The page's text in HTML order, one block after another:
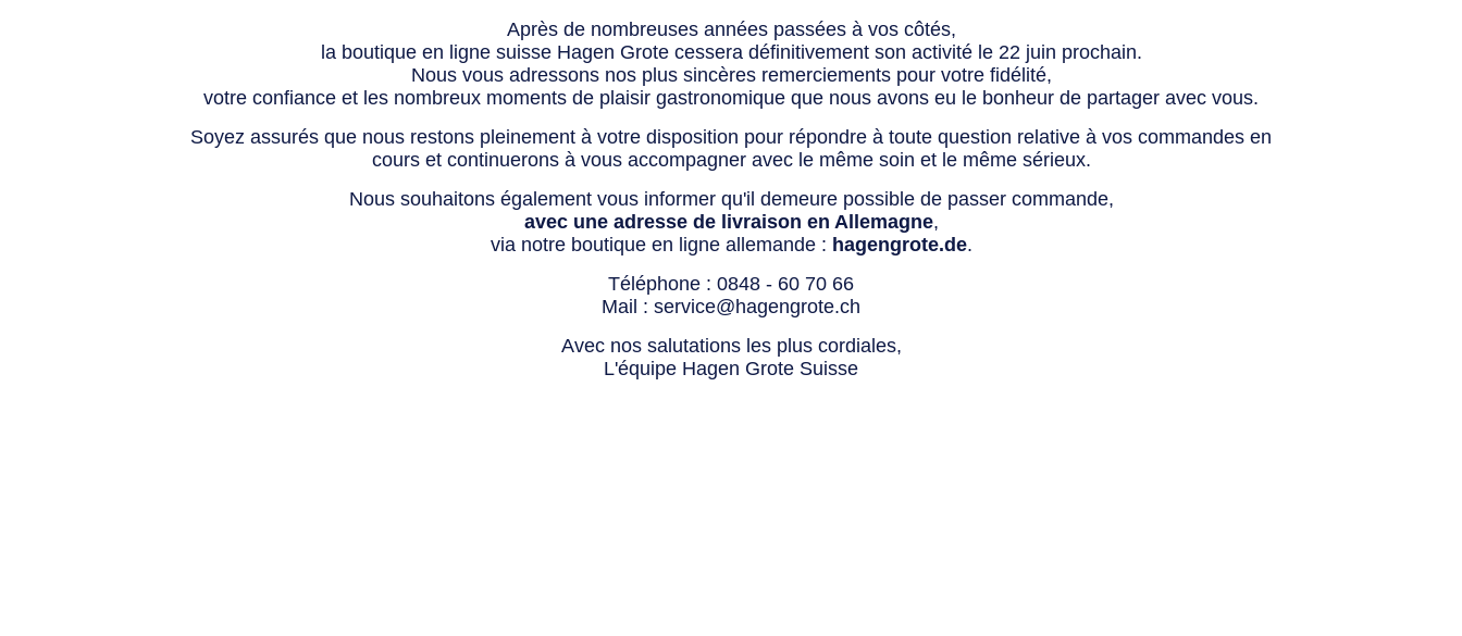
Après de nombreuses années passées à vos côtés,
la boutique en ligne suisse Hagen Grote cessera définitivement son activité le 22 juin prochain.
Nous vous adressons nos plus sincères remerciements pour votre fidélité,
votre confiance et les nombreux moments de plaisir gastronomique que nous avons eu le bonheur de partager avec vous.
Soyez assurés que nous restons pleinement à votre disposition pour répondre à toute question relative à vos commandes en
cours et continuerons à vous accompagner avec le même soin et le même sérieux.
Nous souhaitons également vous informer qu'il demeure possible de passer commande,
avec une adresse de livraison en Allemagne,
via notre boutique en ligne allemande : hagengrote.de.
Téléphone : 0848 - 60 70 66
Mail : service@hagengrote.ch
Avec nos salutations les plus cordiales,
L'équipe Hagen Grote Suisse